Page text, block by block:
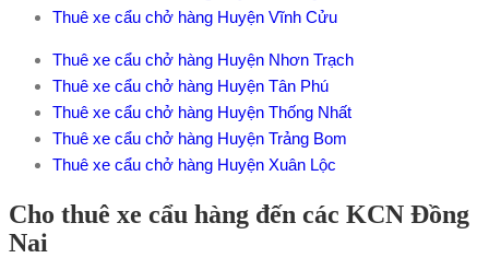
Thuê xe cẩu chở hàng Huyện Vĩnh Cửu
Thuê xe cẩu chở hàng Huyện Nhơn Trạch
Thuê xe cẩu chở hàng Huyện Tân Phú
Thuê xe cẩu chở hàng Huyện Thống Nhất
Thuê xe cẩu chở hàng Huyện Trảng Bom
Thuê xe cẩu chở hàng Huyện Xuân Lộc
Cho thuê xe cẩu hàng đến các KCN Đồng
Nai